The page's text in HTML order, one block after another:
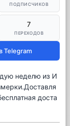
ПОДПИСЧИКОВ
7
ПЕРЕХОДОВ
Telegram
неделю из И
доста